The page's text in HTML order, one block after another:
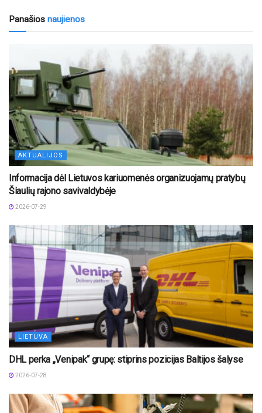
Panašios naujienos
AKTUALIJOS
Informacija dėl Lietuvos kariuomenės organizuojamų pratybų
Šiaulių rajono savivaldybėje
2026-07-29
LIETUVA
DHL perka „Venipak“ grupę: stiprins pozicijas Baltijos šalyse
2026-07-28